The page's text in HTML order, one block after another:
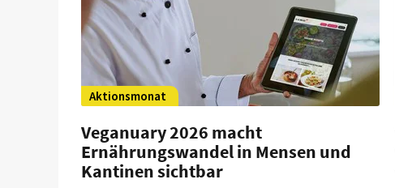
Aktionsmonat
Veganuary 2026 macht
Ernährungswandel in Mensen und
Kantinen sichtbar